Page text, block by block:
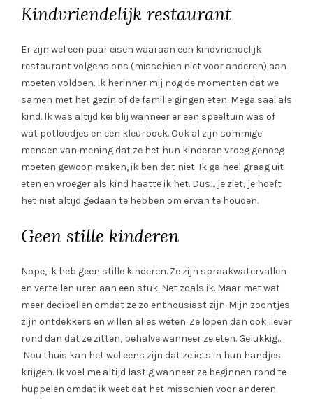
Kindvriendelijk restaurant
Er zijn wel een paar eisen waaraan een kindvriendelijk
restaurant volgens ons (misschien niet voor anderen) aan
moeten voldoen. Ik herinner mij nog de momenten dat we
samen met het gezin of de familie gingen eten. Mega saai als
kind. Ik was altijd kei blij wanneer er een speeltuin was of
wat potloodjes en een kleurboek. Ook al zijn sommige
mensen van mening dat ze het hun kinderen vroeg genoeg
moeten gewoon maken, ik ben dat niet. Ik ga heel graag uit
eten en vroeger als kind haatte ik het. Dus… je ziet, je hoeft
het niet altijd gedaan te hebben om ervan te houden.
Geen stille kinderen
Nope, ik heb geen stille kinderen. Ze zijn spraakwatervallen
en vertellen uren aan een stuk. Net zoals ik. Maar met wat
meer decibellen omdat ze zo enthousiast zijn. Mijn zoontjes
zijn ontdekkers en willen alles weten. Ze lopen dan ook liever
rond dan dat ze zitten, behalve wanneer ze eten. Gelukkig…
Nou thuis kan het wel eens zijn dat ze iets in hun handjes
krijgen. Ik voel me altijd lastig wanneer ze beginnen rond te
huppelen omdat ik weet dat het misschien voor anderen